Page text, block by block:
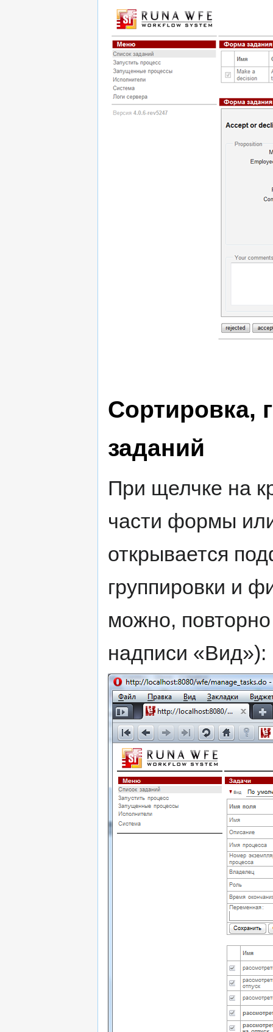
Сортировка,
заданий
При щелчке на
части формы
открывается
группировки и
можно,
надписи «Вид»):